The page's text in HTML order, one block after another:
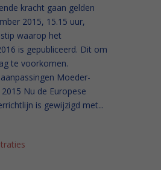
kracht gaan gelden
2015, 15.15 uur,
waarop het
is gepubliceerd. Dit om
te voorkomen.
Moeder-
Nu de Europese
is gewijzigd met...